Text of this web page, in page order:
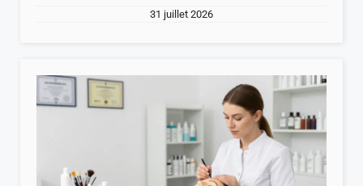
31 juillet 2026